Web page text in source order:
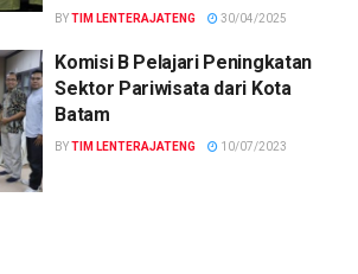
BYTIM LENTERAJATENG 30/04/2025
Komisi B Pelajari Peningkatan
Sektor Pariwisata dari Kota
Batam
BYTIM LENTERAJATENG 10/07/2023